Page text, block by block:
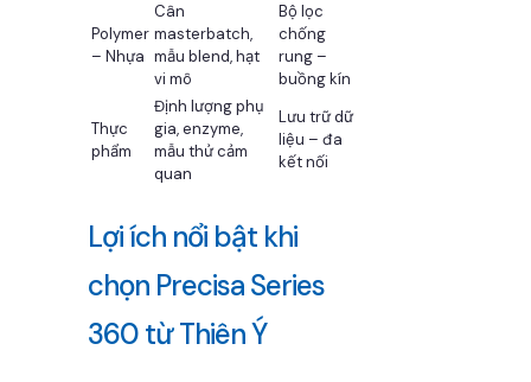
Polymer
– Nhựa
Cân
masterbatch,
mẫu blend, hạt
vi mô
Bộ lọc
chống
rung –
buồng kín
Thực
phẩm
Định lượng phụ
gia, enzyme,
mẫu thử cảm
quan
Lưu trữ dữ
liệu – đa
kết nối
Lợi ích nổi bật khi
chọn Precisa Series
360 từ Thiên Ý